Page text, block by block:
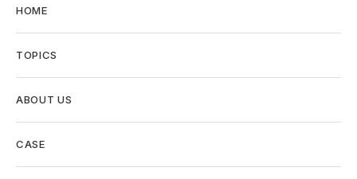
HOME
TOPICS
ABOUT US
CASE